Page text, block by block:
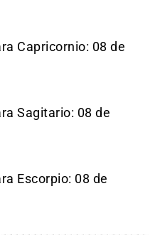
Capricornio: 08 de
Sagitario: 08 de
Escorpio: 08 de